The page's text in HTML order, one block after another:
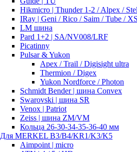
Hikmicro | Thunder 1-2 / Alpex /
IRay | Geni / Rico / Saim / Tube /
LM шина
Pard 1+2 | SA/NV008/LRF
Picatinny
Pulsar & Yukon
Apex / Trail / Digisight ultra
Thermion / Digex
Yukon Nordforce / Photon
Schmidt Bender | шина Convex
Swarovski | шина SR
Venox | Patriot
Zeiss | шина ZM/VM
Кольца 26-30-34-35-36-40 мм
Для MERKEL B3/B4/KR1/K3/K5
Aimpoint | micro